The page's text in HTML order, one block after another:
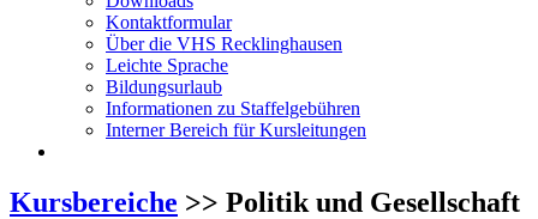
Kontaktformular
Über die VHS Recklinghausen
Leichte Sprache
Bildungsurlaub
Informationen zu Staffelgebühren
Interner Bereich für Kursleitungen
Kursbereiche >> Politik und Gesellschaft